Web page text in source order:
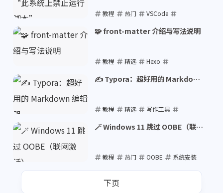
教程 热门
VSCode
Windows
PowerShell
🧩 front-matter 介绍与写法说明
教程 精选
Hexo
Markdown
front-matter
✍️ Typora：超好用的 Markdown
教程 精选
写作工具
Typora
Markdown
🪄 Windows 11 跳过 OOBE（联网
教程 热门 OOBE
系统安装
Windows 11
2024-06-11
下页